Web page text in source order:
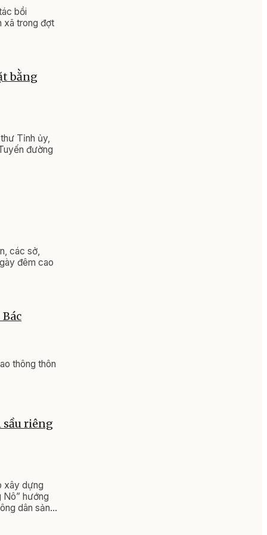
bồi
xã trong đợt
bằng
Tỉnh ủy,
đường
các sở,
đêm cao
thông thôn
sầu riêng
xây dựng
Nô” hướng
dân sản